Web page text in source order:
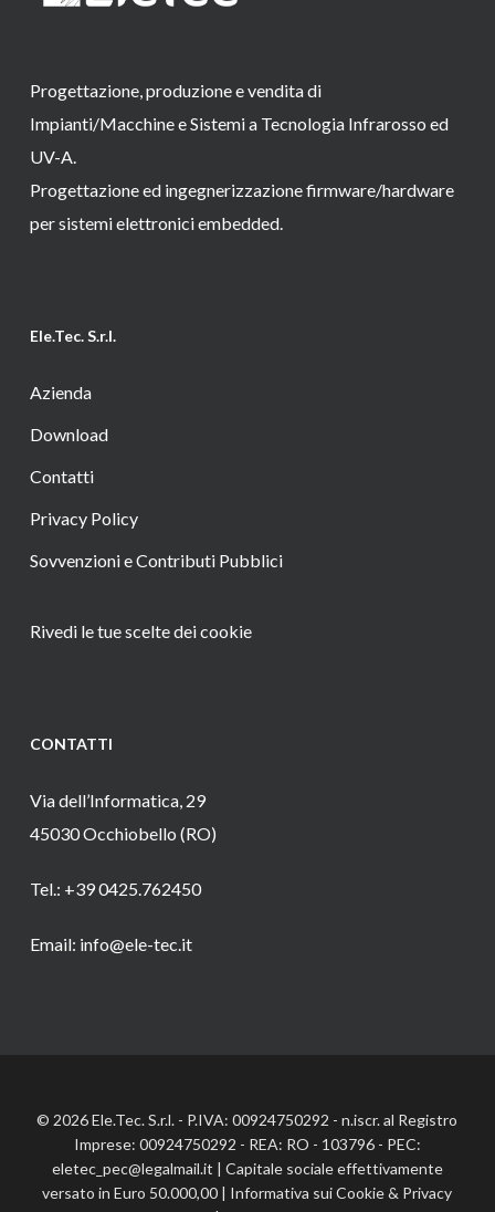
Progettazione, produzione e vendita di
Impianti/Macchine e Sistemi a Tecnologia Infrarosso ed
UV-A.
Progettazione ed ingegnerizzazione firmware/hardware
per sistemi elettronici embedded.
Ele.Tec. S.r.l.
Azienda
Download
Contatti
Privacy Policy
Sovvenzioni e Contributi Pubblici
Rivedi le tue scelte dei cookie
CONTATTI
Via dell’Informatica, 29
45030 Occhiobello (RO)
Tel.: +39 0425.762450
Email: info@ele-tec.it
© 2026 Ele.Tec. S.r.l. - P.IVA: 00924750292 - n.iscr. al Registro
Imprese: 00924750292 - REA: RO - 103796 - PEC:
eletec_pec@legalmail.it | Capitale sociale effettivamente
versato in Euro 50.000,00 | Informativa sui Cookie& Privacy